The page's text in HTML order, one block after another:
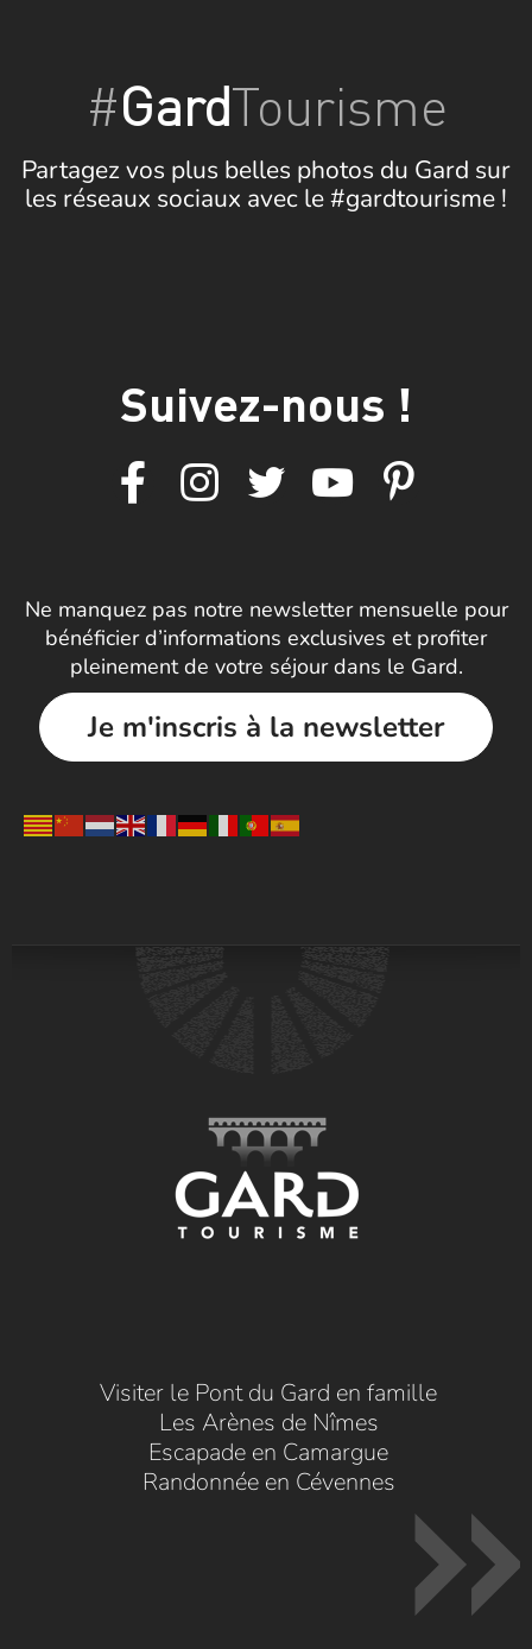
#GardTourisme
Partagez vos plus belles photos du Gard sur
les réseaux sociaux avec le #gardtourisme !
Suivez-nous !
Ne manquez pas notre newsletter mensuelle pour
bénéficier d’informations exclusives et profiter
pleinement de votre séjour dans le Gard.
Je m'inscris à la newsletter
Visiter le Pont du Gard en famille
Les Arènes de Nîmes
Escapade en Camargue
Randonnée en Cévennes